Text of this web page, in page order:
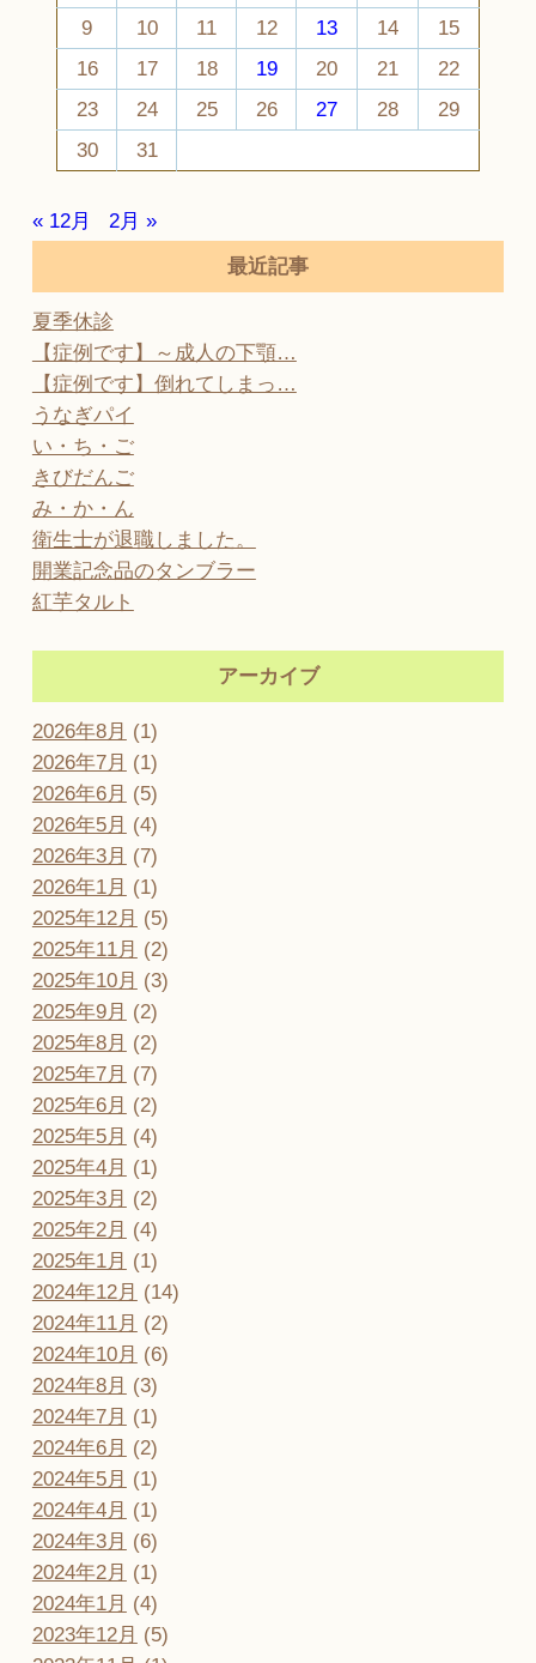
9
10 11 12 13 14
15
16
17 18 19 20 21
22
23
24 25 26 27 28
29
30
31
« 12月
2月 »
最近記事
夏季休診
【症例です】～成人の下顎…
【症例です】倒れてしまっ…
うなぎパイ
い・ち・ご
きびだんご
み・か・ん
衛生士が退職しました。
開業記念品のタンブラー
紅芋タルト
アーカイブ
2026年8月 (1)
2026年7月 (1)
2026年6月 (5)
2026年5月 (4)
2026年3月 (7)
2026年1月 (1)
2025年12月 (5)
2025年11月 (2)
2025年10月 (3)
2025年9月 (2)
2025年8月 (2)
2025年7月 (7)
2025年6月 (2)
2025年5月 (4)
2025年4月 (1)
2025年3月 (2)
2025年2月 (4)
2025年1月 (1)
2024年12月 (14)
2024年11月 (2)
2024年10月 (6)
2024年8月 (3)
2024年7月 (1)
2024年6月 (2)
2024年5月 (1)
2024年4月 (1)
2024年3月 (6)
2024年2月 (1)
2024年1月 (4)
2023年12月 (5)